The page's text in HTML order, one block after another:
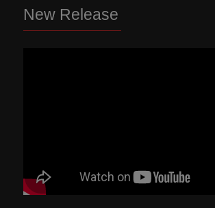
New Release